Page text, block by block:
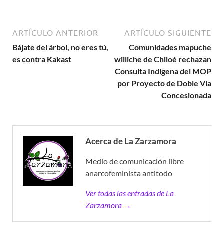
ARTÍCULO ANTERIOR
Bájate del árbol, no eres tú,
es contra Kakast
ARTÍCULO SIGUIENTE
Comunidades mapuche
williche de Chiloé rechazan
Consulta Indígena del MOP
por Proyecto de Doble Vía
Concesionada
Acerca de La Zarzamora
Medio de comunicación libre
anarcofeminista antitodo
Ver todas las entradas de La
Zarzamora →